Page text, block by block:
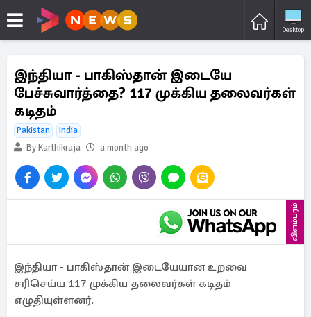
Desktop
இந்தியா - பாகிஸ்தான் இடையே
பேச்சுவார்த்தை? 117 முக்கிய தலைவர்கள்
கடிதம்
Pakistan
India
By Karthikraja
a month ago
விளம்பரம்
இந்தியா - பாகிஸ்தான் இடையேயான உறவை
சரிசெய்ய 117 முக்கிய தலைவர்கள் கடிதம்
எழுதியுள்ளனர்.